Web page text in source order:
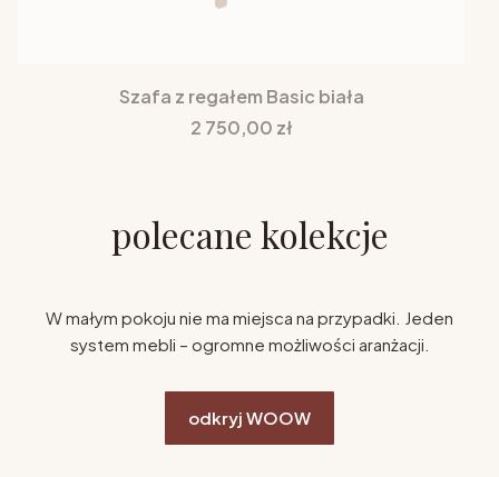
Szafa z regałem Basic biała
Cena
2 750,00 zł
polecane kolekcje
W małym pokoju nie ma miejsca na przypadki. Jeden
system mebli – ogromne możliwości aranżacji.
odkryj WOOW